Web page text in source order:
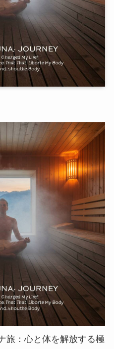
旅：心と体を解放する極